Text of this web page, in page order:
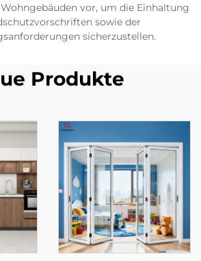
vor, um die Einhaltung
sowie der
sicherzustellen.
Produkte